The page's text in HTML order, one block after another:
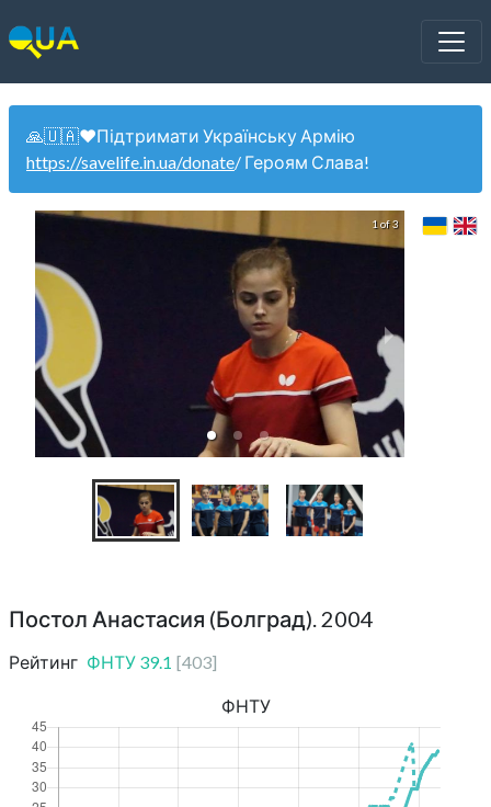
🙏🇺🇦❤️Підтримати Українську Армію
https://savelife.in.ua/donate/ Героям Слава!
1 of 3
Постол Анастасия (Болград). 2004
Рейтинг ФНТУ 39.1 [403]
ФНТУ